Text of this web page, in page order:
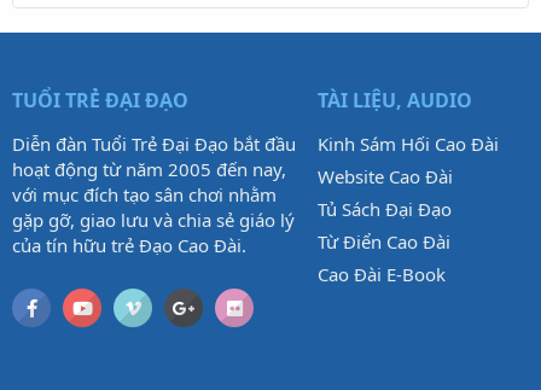
TUỔI TRẺ ĐẠI ĐẠO
Diễn đàn Tuổi Trẻ Đại Đạo bắt đầu
hoạt động từ năm 2005 đến nay,
với mục đích tạo sân chơi nhằm
gặp gỡ, giao lưu và chia sẻ giáo lý
của tín hữu trẻ Đạo Cao Đài.
TÀI LIỆU, AUDIO
Kinh Sám Hối Cao Đài
Website Cao Đài
Tủ Sách Đại Đạo
Từ Điển Cao Đài
Cao Đài E-Book